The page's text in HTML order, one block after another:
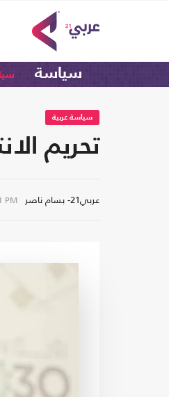
سياسة
سياسة عربية
تحريم
عربي21- بسام ناصر PM